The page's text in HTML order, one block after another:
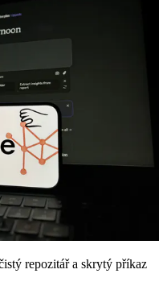
repozitář a skrytý příkaz